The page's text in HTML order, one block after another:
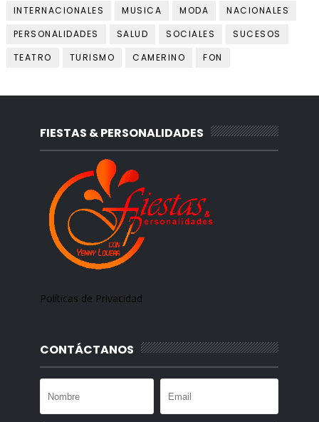
INTERNACIONALES
MUSICA MODA
NACIONALES
PERSONALIDADES
SALUD SOCIALES
SUCESOS
TEATRO
TURISMO CAMERINO FON
FIESTAS & PERSONALIDADES
Políticas de Privacidad
CONTÁCTANOS